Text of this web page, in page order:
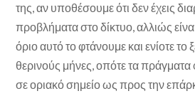
της, αν υποθέσουμε ότι δεν έχεις
προβλήματα στο δίκτυο, αλλιώς
όριο αυτό το φτάνουμε και ενίοτε το
θερινούς μήνες, οπότε τα
σε οριακό σημείο ως προς την